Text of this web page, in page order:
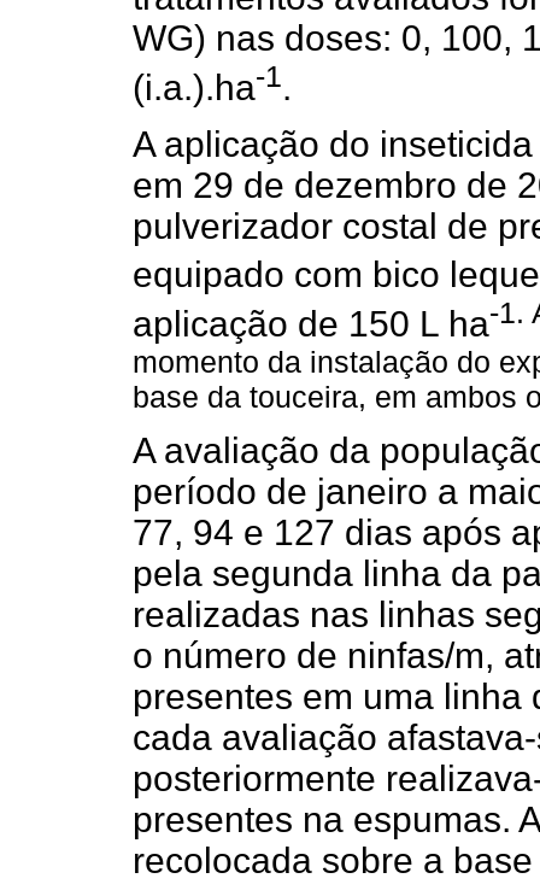
WG) nas doses: 0, 100,
(i.a.).ha-1 .
A aplicação do
em 29 de dezembro de
pulverizador costal de
equipado com bico
aplicação de 150 L ha-1.
momento da instalação do
base da touceira, em ambos
A avaliação da
período de janeiro a
77, 94 e 127 dias após
pela segunda linha da
realizadas nas linhas
o número de ninfas/m,
presentes em uma linha
cada avaliação
posteriormente
presentes na espumas.
recolocada sobre a